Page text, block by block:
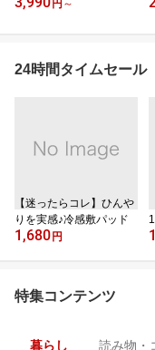
円 ～
24時間タイムセール
【迷ったらコレ】ひんや
りを実感♪冷感敷パッド
1,680 円
特集コンテンツ
暮らし 読み物・